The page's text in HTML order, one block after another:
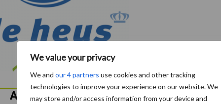
We value your privacy
We and our 4 partners use cookies and other tracking
technologies to improve your experience on our website. We
may store and/or access information from your device and
Aanbevolen voor jou!